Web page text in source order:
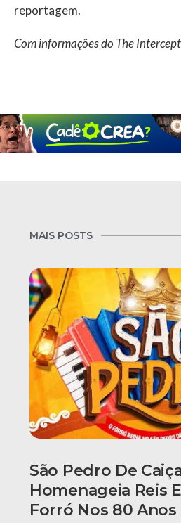
reportagem.
Com informações do The
MAIS POSTS
São Pedro De
Homenageia Reis
Forró Nos 80 Anos